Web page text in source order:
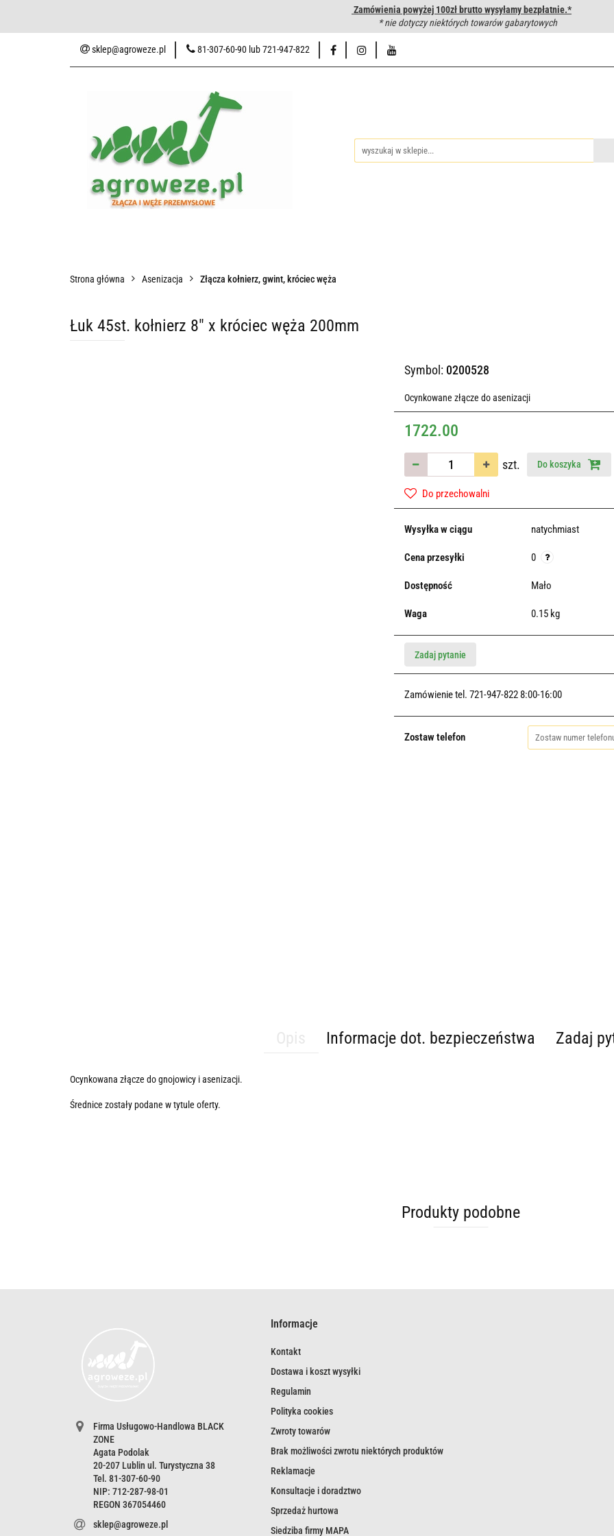
Zamówienia powyżej 100zł brutto wysyłamy bezpłatnie.*
* nie dotyczy niektórych towarów gabarytowych
sklep@agroweze.pl 81-307-60-90 lub 721-947-822
Zakuwanie węży hydraulicznych Hurtownia Napisz do nas
Strona główna Asenizacja Złącza kołnierz, gwint, króciec węża
Łuk 45st. kołnierz 8" x króciec węża 200mm
Symbol: 0200528
Ocynkowane złącze do asenizacji
1722.00
szt. Do koszyka
Do przechowalni
Wysyłka w ciągu natychmiast
Cena przesyłki 0
Dostępność Mało
Waga 0.15 kg
Zadaj pytanie
Zamówienie tel. 721-947-822 8:00-16:00
Zostaw telefon
Informacje dot. bezpieczeństwa Zadaj
Ocynkowana złącze do gnojowicy i asenizacji.
Średnice zostały podane w tytule oferty.
Produkty podobne
Firma Usługowo-Handlowa BLACK
ZONE
Agata Podolak
20-207 Lublin ul. Turystyczna 38
Tel. 81-307-60-90
NIP: 712-287-98-01
REGON 367054460
sklep@agroweze.pl
Informacje
Kontakt
Dostawa i koszt wysyłki
Regulamin
Polityka cookies
Zwroty towarów
Brak możliwości zwrotu niektórych produktów
Reklamacje
Konsultacje i doradztwo
Sprzedaż hurtowa
Siedziba firmy MAPA